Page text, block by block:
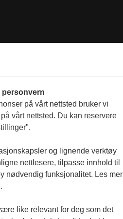
personvern
på vårt nettsted bruker vi
vårt nettsted. Du kan reservere
og lignende verktøy
nettlesere, tilpasse innhold til
nødvendig funksjonalitet. Les mer
like relevant for deg som det